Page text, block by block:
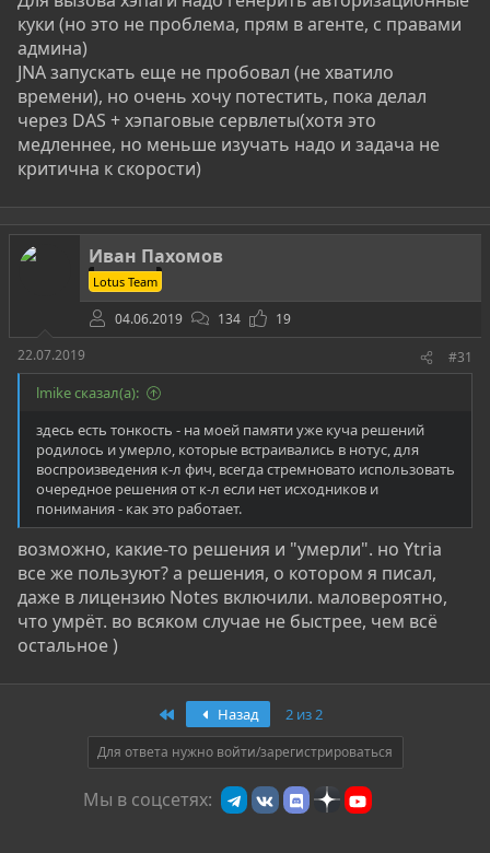
куки (но это не проблема, прям в агенте, с правами
админа)
JNA запускать еще не пробовал (не хватило
времени), но очень хочу потестить, пока делал
через DAS + хэпаговые сервлеты(хотя это
медленнее, но меньше изучать надо и задача не
критична к скорости)
Иван Пахомов
Lotus Team
04.06.2019 134
19
22.07.2019
#31
lmike сказал(а):
здесь есть тонкость - на моей памяти уже куча решений
родилось и умерло, которые встраивались в нотус, для
воспроизведения к-л фич, всегда стремновато использовать
очередное решения от к-л если нет исходников и
понимания - как это работает.
возможно, какие-то решения и "умерли". но Ytria
все же пользуют? а решения, о котором я писал,
даже в лицензию Notes включили. маловероятно,
что умрёт. во всяком случае не быстрее, чем всё
остальное )
ПервыйНазад 2 из 2
Для ответа нужно войти/зарегистрироваться
Мы в соцсетях: